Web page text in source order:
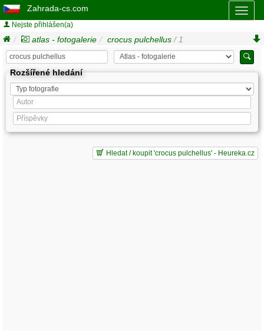
Zahrada-cs.com
Nejste přihlášen(a)
atlas - fotogalerie crocus pulchellus / 1
Rozšířené hledání
Hledat / koupit 'crocus pulchellus' - Heureka.cz